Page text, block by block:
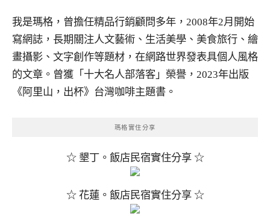
我是瑪格，曾擔任精品行銷顧問多年，2008年2月開始
寫網誌，長期關注人文藝術、生活美學、美食旅行、繪
畫攝影、文字創作等題材，在網路世界發表具個人風格
的文章。曾獲「十大名人部落客」榮譽，2023年出版
《阿里山，出杯》台灣咖啡主題書。
瑪格實住分享
☆ 墾丁。飯店民宿實住分享 ☆
☆ 花蓮。飯店民宿實住分享 ☆